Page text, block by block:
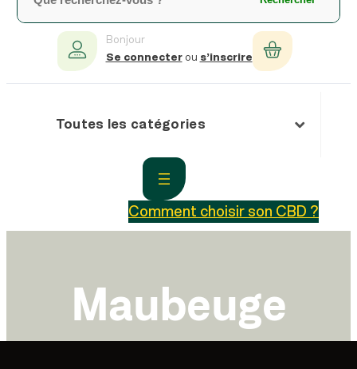
Bonjour
Se connecter ou s’inscrire
Toutes les catégories
Comment choisir son CBD ?
Maubeuge